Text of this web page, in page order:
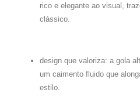
rico e elegante ao visual,
clássico.
design que valoriza: a gola
um caimento fluido que
estilo.